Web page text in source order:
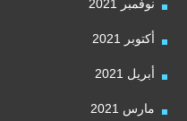
نوفمبر 2021
أكتوبر 2021
أبريل 2021
مارس 2021